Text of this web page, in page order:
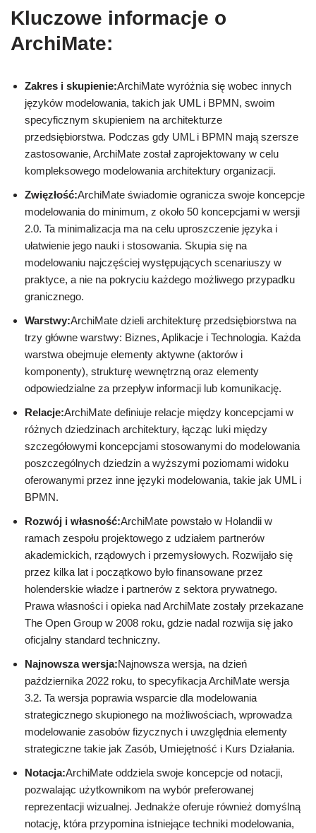
Kluczowe informacje o
ArchiMate:
Zakres i skupienie:ArchiMate wyróżnia się wobec innych
języków modelowania, takich jak UML i BPMN, swoim
specyficznym skupieniem na architekturze
przedsiębiorstwa. Podczas gdy UML i BPMN mają szersze
zastosowanie, ArchiMate został zaprojektowany w celu
kompleksowego modelowania architektury organizacji.
Zwięzłość:ArchiMate świadomie ogranicza swoje koncepcje
modelowania do minimum, z około 50 koncepcjami w wersji
2.0. Ta minimalizacja ma na celu uproszczenie języka i
ułatwienie jego nauki i stosowania. Skupia się na
modelowaniu najczęściej występujących scenariuszy w
praktyce, a nie na pokryciu każdego możliwego przypadku
granicznego.
Warstwy:ArchiMate dzieli architekturę przedsiębiorstwa na
trzy główne warstwy: Biznes, Aplikacje i Technologia. Każda
warstwa obejmuje elementy aktywne (aktorów i
komponenty), strukturę wewnętrzną oraz elementy
odpowiedzialne za przepływ informacji lub komunikację.
Relacje:ArchiMate definiuje relacje między koncepcjami w
różnych dziedzinach architektury, łącząc luki między
szczegółowymi koncepcjami stosowanymi do modelowania
poszczególnych dziedzin a wyższymi poziomami widoku
oferowanymi przez inne języki modelowania, takie jak UML i
BPMN.
Rozwój i własność:ArchiMate powstało w Holandii w
ramach zespołu projektowego z udziałem partnerów
akademickich, rządowych i przemysłowych. Rozwijało się
przez kilka lat i początkowo było finansowane przez
holenderskie władze i partnerów z sektora prywatnego.
Prawa własności i opieka nad ArchiMate zostały przekazane
The Open Group w 2008 roku, gdzie nadal rozwija się jako
oficjalny standard techniczny.
Najnowsza wersja:Najnowsza wersja, na dzień
października 2022 roku, to specyfikacja ArchiMate wersja
3.2. Ta wersja poprawia wsparcie dla modelowania
strategicznego skupionego na możliwościach, wprowadza
modelowanie zasobów fizycznych i uwzględnia elementy
strategiczne takie jak Zasób, Umiejętność i Kurs Działania.
Notacja:ArchiMate oddziela swoje koncepcje od notacji,
pozwalając użytkownikom na wybór preferowanej
reprezentacji wizualnej. Jednakże oferuje również domyślną
notację, która przypomina istniejące techniki modelowania,